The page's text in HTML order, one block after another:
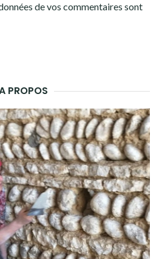
de vos commentaires sont
PROPOS